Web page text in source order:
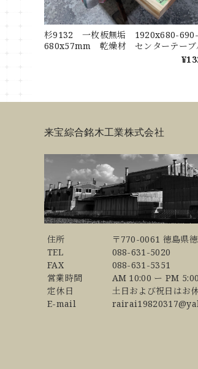
杉9132 一枚板無垢 1920x680-690-
680x57mm 乾燥材 センターテー
ダイニングテーブル ウレタン塗装
来宝綜合銘木工業株式会社
住所
〒770-0061 徳島県
TEL
088-631-5020
FAX
088-631-5351
営業時間
AM 10:00 ー PM 5:00
定休日
土日および祝日はお
E-mail